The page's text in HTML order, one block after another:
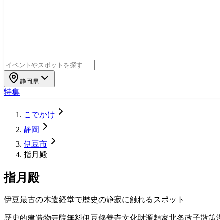
静岡県
特集
こでかけ
静岡
伊豆市
指月殿
指月殿
伊豆最古の木造経堂で歴史の静寂に触れるスポット
歴史的建造物寺院無料伊豆修善寺文化財源頼家北条政子散策